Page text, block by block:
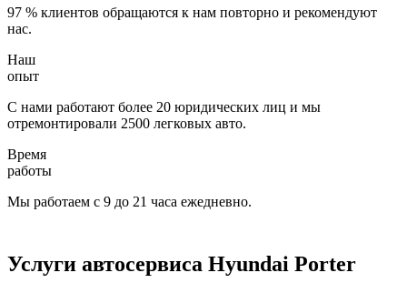
97 % клиентов обращаются к нам повторно и рекомендуют
нас.
Наш
опыт
С нами работают более 20 юридических лиц и мы
отремонтировали 2500 легковых авто.
Время
работы
Мы работаем с 9 до 21 часа ежедневно.
Услуги автосервиса Hyundai Porter